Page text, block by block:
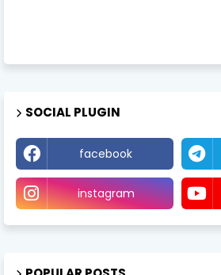
SOCIAL PLUGIN
facebook
instagram